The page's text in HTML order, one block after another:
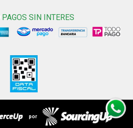
PAGOS SIN INTERES
por